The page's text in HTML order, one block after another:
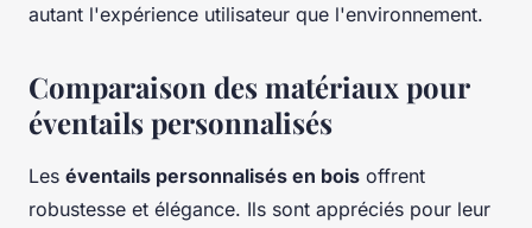
autant l'expérience utilisateur que l'environnement.
Comparaison des matériaux pour
éventails personnalisés
Les éventails personnalisés en bois offrent
robustesse et élégance. Ils sont appréciés pour leur